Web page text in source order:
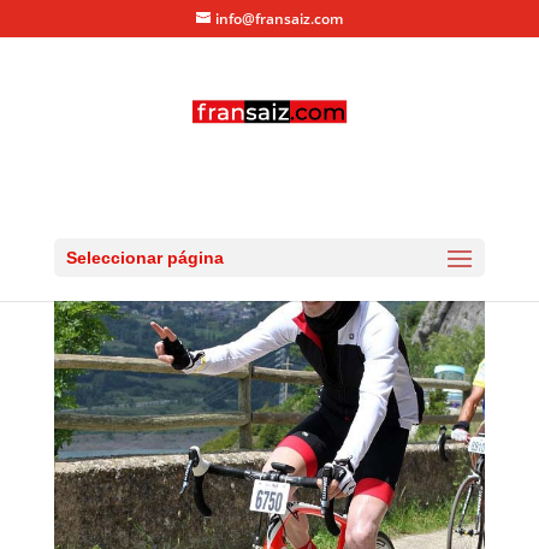
info@fransaiz.com
Seleccionar página